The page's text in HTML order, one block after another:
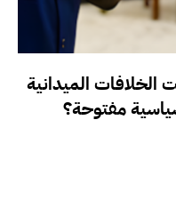
الميدانية
مفتوحة؟